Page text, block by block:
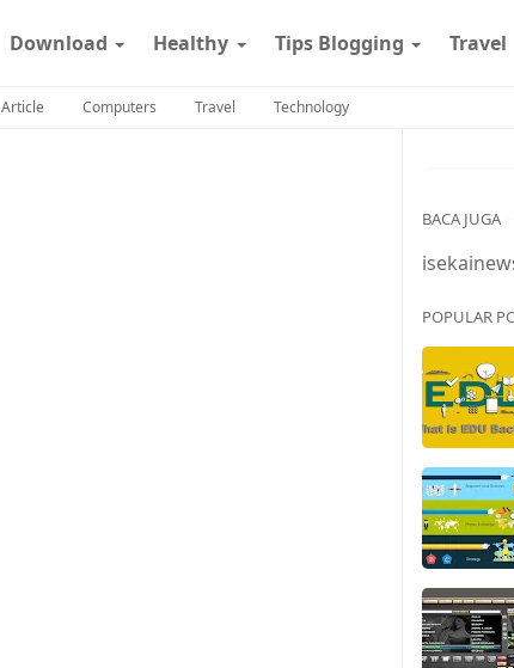
Download Healthy Tips Blogging Travel
Article Computers Travel Technology
BACA JUGA
POPULAR